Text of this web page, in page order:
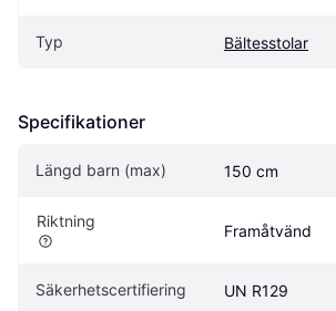
Typ Bältesstolar
Specifikationer
Längd barn (max) 150 cm
Riktning
Framåtvänd
Säkerhetscertifiering UN R129